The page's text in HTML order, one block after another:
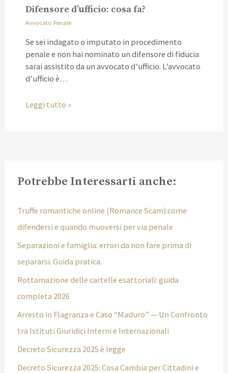
Difensore d’ufficio: cosa fa?
Avvocato Penale
Se sei indagato o imputato in procedimento
penale e non hai nominato un difensore di fiducia
sarai assistito da un avvocato d’ufficio. L’avvocato
d’ufficio è…
Leggi tutto »
Potrebbe Interessarti anche:
Truffe romantiche online (Romance Scam):come
difendersi e quando muoversi per via penale
Separazioni e famiglia: errori da non fare prima di
separarsi. Guida pratica.
Rottamazione delle cartelle esattoriali: guida
completa 2026
Arresto in Flagranza e Caso “Maduro” — Un Confronto
tra Istituti Giuridici Interni e Internazionali
Decreto Sicurezza 2025 è legge
Decreto Sicurezza 2025: Cosa Cambia per Cittadini e